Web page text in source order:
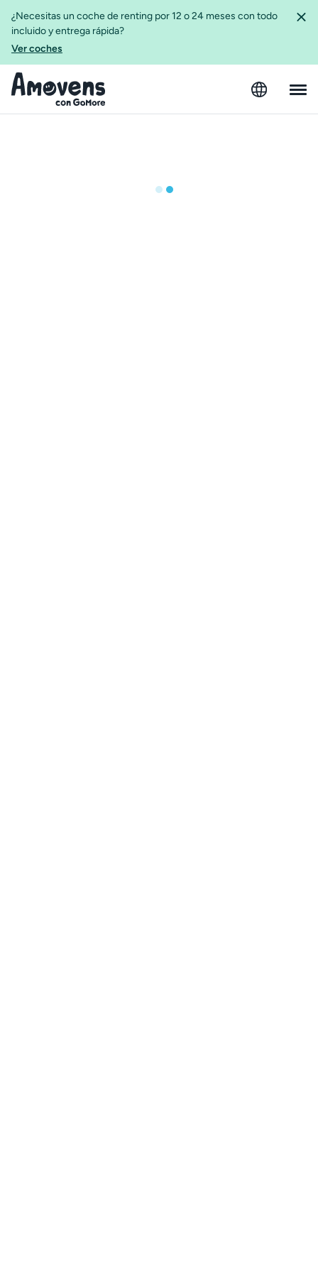
¿Necesitas un coche de renting por 12 o 24 meses con todo
incluido y entrega rápida?
Ver coches